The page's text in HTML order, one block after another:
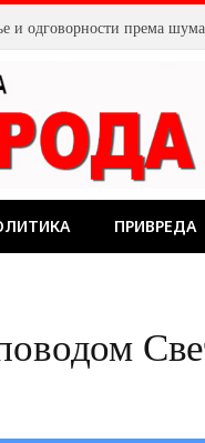
и одговорности према
ПРИВРЕДА